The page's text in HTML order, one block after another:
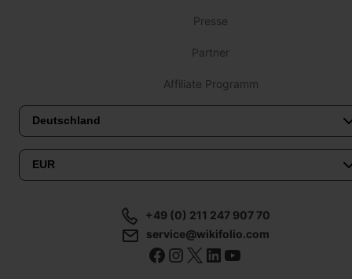
Presse
Partner
Affiliate Programm
+49 (0) 211 247 907 70
service@wikifolio.com